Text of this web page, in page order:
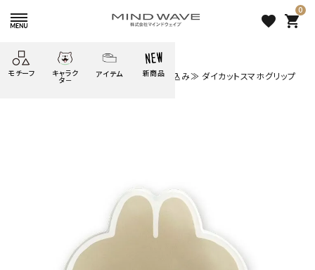
favorite
0
shopping_cart
モチーフ キャラク
タ－
だっとちゃん ばいばいべあ
ようこそ
かわうそ
ゆるあにまる
アイテム
文具小物
新商品 search
HOME
すべての商品
[ OUTLET ] 【5日前後で発送】 ≪送料込み≫ ダイカットスマホグリップ